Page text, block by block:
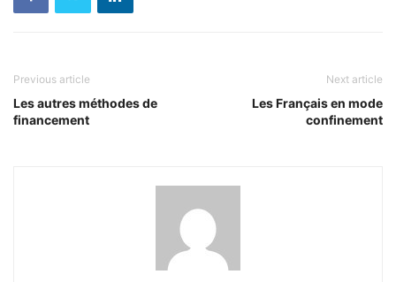
Previous article
Les autres méthodes de
financement
Next article
Les Français en mode
confinement